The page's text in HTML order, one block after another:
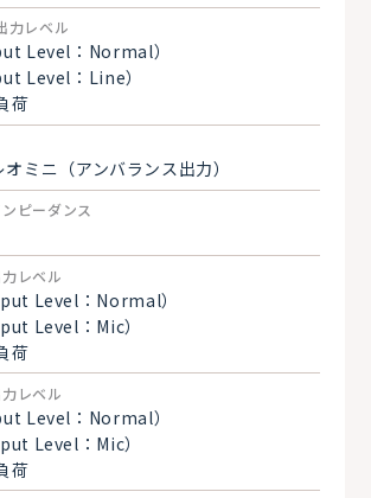
力レベル
Level：Normal）
Level：Line）
荷
ミニ（アンバランス出力）
ピーダンス
レベル
Level：Normal）
Level：Mic）
荷
レベル
Level：Normal）
Level：Mic）
荷